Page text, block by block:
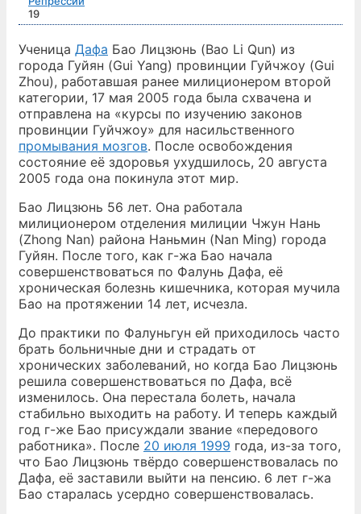
19
Ученица Дафа Бао Лицзюнь (Bao Li Qun) из
города Гуйян (Gui Yang) провинции Гуйчжоу (Gui
Zhou), работавшая ранее милиционером второй
категории, 17 мая 2005 года была схвачена и
отправлена на «курсы по изучению законов
провинции Гуйчжоу» для насильственного
промывания мозгов. После освобождения
состояние её здоровья ухудшилось, 20 августа
2005 года она покинула этот мир.
Бао Лицзюнь 56 лет. Она работала
милиционером отделения милиции Чжун Нань
(Zhong Nan) района Наньмин (Nan Ming) города
Гуйян. После того, как г-жа Бао начала
совершенствоваться по Фалунь Дафа, её
хроническая болезнь кишечника, которая мучила
Бао на протяжении 14 лет, исчезла.
До практики по Фалуньгун ей приходилось часто
брать больничные дни и страдать от
хронических заболеваний, но когда Бао Лицзюнь
решила совершенствоваться по Дафа, всё
изменилось. Она перестала болеть, начала
стабильно выходить на работу. И теперь каждый
год г-же Бао присуждали звание «передового
работника». После 20 июля 1999 года, из-за того,
что Бао Лицзюнь твёрдо совершенствовалась по
Дафа, её заставили выйти на пенсию. 6 лет г-жа
Бао старалась усердно совершенствовалась.